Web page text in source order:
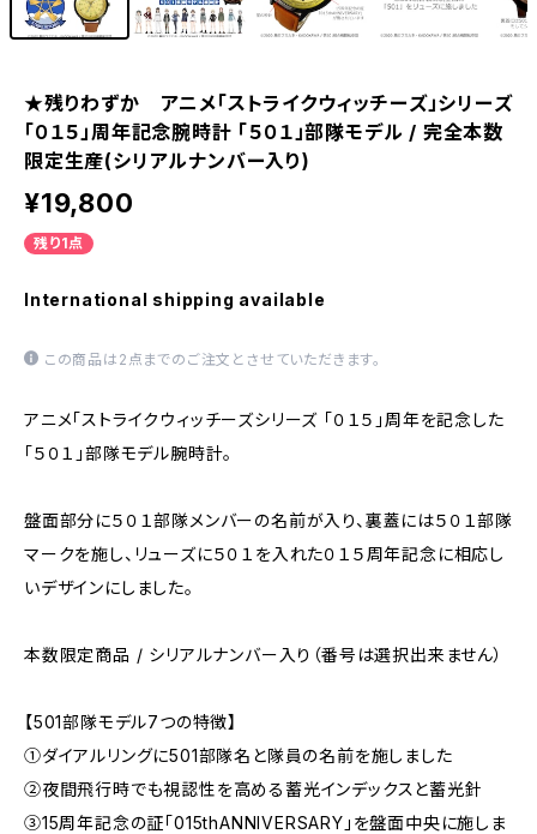
★残りわずか アニメ「ストライクウィッチーズ」シリーズ
「０１５」周年記念腕時計 「５０１」部隊モデル / 完全本数
限定生産(シリアルナンバー入り)
¥19,800
残り1点
International shipping available
この商品は2点までのご注文とさせていただきます。
アニメ「ストライクウィッチーズシリーズ 「０１５」周年を記念した
「５０１」部隊モデル腕時計。
盤面部分に５０１部隊メンバーの名前が入り、裏蓋には５０１部隊
マークを施し、リューズに５０１を入れた０１５周年記念に相応し
いデザインにしました。
本数限定商品 / シリアルナンバー入り（番号は選択出来ません）
【501部隊モデル7つの特徴】
①ダイアルリングに501部隊名と隊員の名前を施しました
②夜間飛行時でも視認性を高める蓄光インデックスと蓄光針
③15周年記念の証「015thANNIVERSARY」を盤面中央に施しま